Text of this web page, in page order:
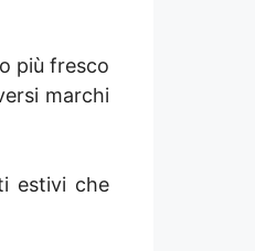
più fresco
marchi
estivi che